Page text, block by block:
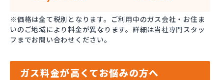
※価格は全て税別となります。ご利用中のガス会社・お住ま
いのご地域により料金が異なります。詳細は当社専門スタッ
フまでお問い合わせください。
ガス料金が高くてお悩みの方へ